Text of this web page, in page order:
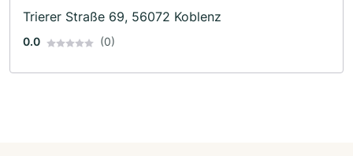
Trierer Straße 69, 56072 Koblenz
0.0 (0)